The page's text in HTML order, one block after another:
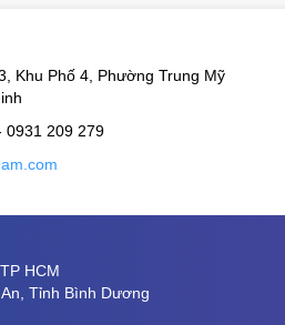
Khu Phố 4, Phường Trung Mỹ
0931 209 279
HCM
Tỉnh Bình Dương